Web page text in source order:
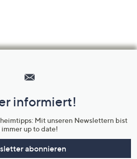
informiert!
Mit unseren Newslettern bist
immer up to date!
abonnieren